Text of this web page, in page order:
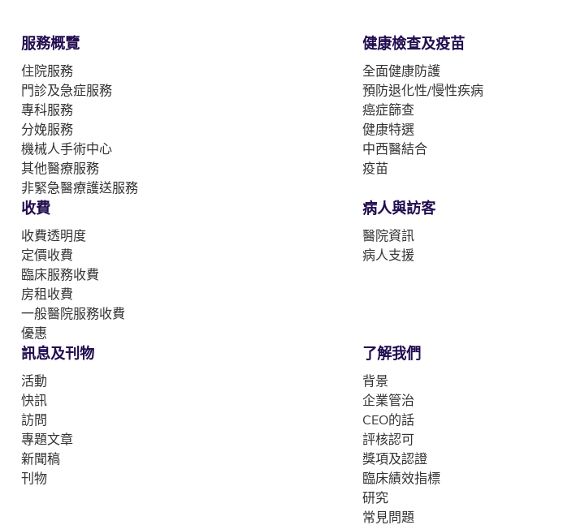
服務概覽
住院服務
門診及急症服務
專科服務
分娩服務
機械人手術中心
其他醫療服務
非緊急醫療護送服務
健康檢查及疫苗
全面健康防護
預防退化性/慢性疾病
癌症篩查
健康特選
中西醫結合
疫苗
收費
收費透明度
定價收費
臨床服務收費
房租收費
一般醫院服務收費
優惠
病人與訪客
醫院資訊
病人支援
訊息及刊物
活動
快訊
訪問
專題文章
新聞稿
刊物
了解我們
背景
企業管治
CEO的話
評核認可
獎項及認證
臨床績效指標
研究
常見問題